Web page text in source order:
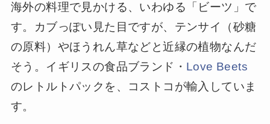
海外の料理で見かける、いわゆる「ビーツ」で
す。カブっぽい見た目ですが、テンサイ（砂糖
の原料）やほうれん草などと近縁の植物なんだ
そう。イギリスの食品ブランド・ Love Beets
のレトルトパックを、コストコが輸入していま
す。